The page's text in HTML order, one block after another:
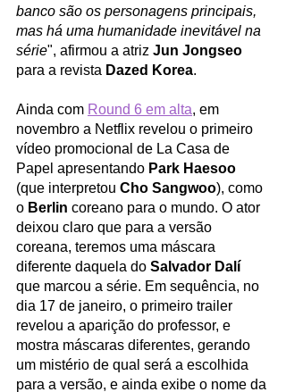
banco são os personagens principais,
mas há uma humanidade inevitável na
série", afirmou a atriz Jun Jongseo
para a revista Dazed Korea.
Ainda com Round 6 em alta, em
novembro a Netflix revelou o primeiro
vídeo promocional de La Casa de
Papel apresentando Park Haesoo
(que interpretou Cho Sangwoo), como
o Berlin coreano para o mundo. O ator
deixou claro que para a versão
coreana, teremos uma máscara
diferente daquela do Salvador Dalí
que marcou a série. Em sequência, no
dia 17 de janeiro, o primeiro trailer
revelou a aparição do professor, e
mostra máscaras diferentes, gerando
um mistério de qual será a escolhida
para a versão, e ainda exibe o nome da